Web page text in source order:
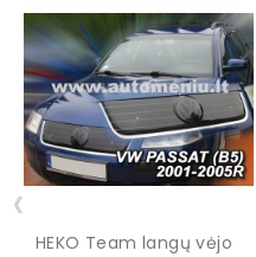
HEKO Team langų vėjo
‹